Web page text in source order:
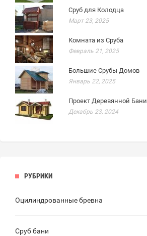
Сруб для Колодца
Март 23, 2025
Комната из Сруба
Февраль 21, 2025
Большие Срубы Домов
Январь 22, 2025
Проект Деревянной Бани
Декабрь 23, 2024
РУБРИКИ
Оцилиндрованные бревна
Сруб бани